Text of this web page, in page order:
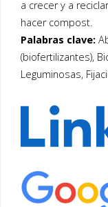
a crecer y a
hacer compost.
Palabras clave:
(biofertilizantes),
Leguminosas,